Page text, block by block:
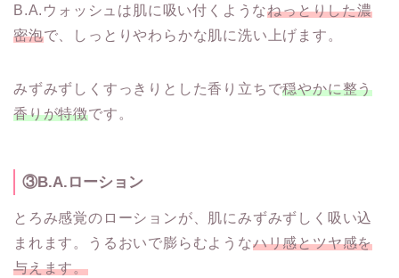
B.A.ウォッシュは肌に吸い付くようなねっとりした濃
密泡で、しっとりやわらかな肌に洗い上げます。
みずみずしくすっきりとした香り立ちで穏やかに整う
香りが特徴です。
③B.A.ローション
とろみ感覚のローションが、肌にみずみずしく吸い込
まれます。うるおいで膨らむようなハリ感とツヤ感を
与えます。